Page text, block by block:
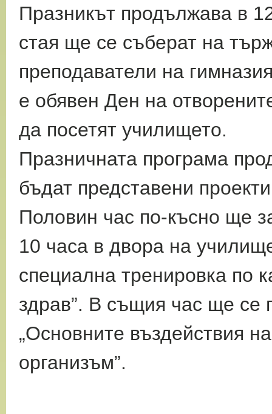
Празникът продължава в
стая ще се съберат на
преподаватели на
е обявен Ден на
да посетят училището.
Празничната програма
бъдат представени
Половин час по-късно ще
10 часа в двора на
специална тренировка по
здрав”. В същия час ще се
„Основните въздействия
организъм”.